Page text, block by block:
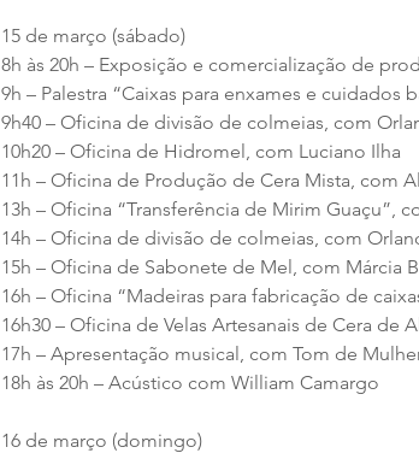
15 de março (sábado)
8h às 20h – Exposição e comercialização de
9h – Palestra “Caixas para enxames e cuidados
9h40 – Oficina de divisão de colmeias, com
10h20 – Oficina de Hidromel, com Luciano Ilha
11h – Oficina de Produção de Cera Mista, com
13h – Oficina “Transferência de Mirim Guaçu”,
14h – Oficina de divisão de colmeias, com
15h – Oficina de Sabonete de Mel, com Márcia
16h – Oficina “Madeiras para fabricação de
16h30 – Oficina de Velas Artesanais de Cera de
17h – Apresentação musical, com Tom de
18h às 20h – Acústico com William Camargo
16 de março (domingo)